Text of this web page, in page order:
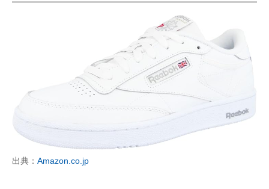
出典： Amazon.co.jp